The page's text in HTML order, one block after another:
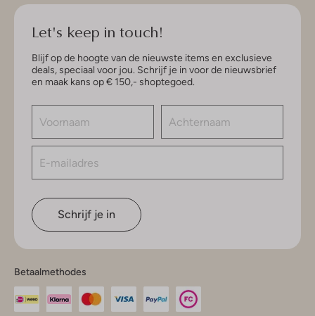
Let's keep in touch!
Blijf op de hoogte van de nieuwste items en exclusieve
deals, speciaal voor jou. Schrijf je in voor de nieuwsbrief
en maak kans op € 150,- shoptegoed.
Schrijf je in
Betaalmethodes